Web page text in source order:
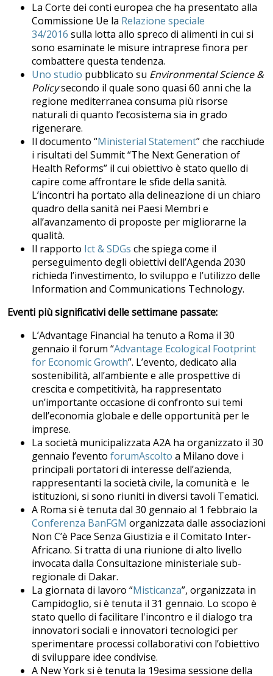
La Corte dei conti europea che ha presentato alla
Commissione Ue la Relazione speciale
34/2016 sulla lotta allo spreco di alimenti in cui si
sono esaminate le misure intraprese finora per
combattere questa tendenza.
Uno studio pubblicato su Environmental Science &
Policysecondo il quale sono quasi 60 anni che la
regione mediterranea consuma più risorse
naturali di quanto l’ecosistema sia in grado
rigenerare.
Il documento “Ministerial Statement” che racchiude
i risultati del Summit “The Next Generation of
Health Reforms” il cui obiettivo è stato quello di
capire come affrontare le sfide della sanità.
L’incontri ha portato alla delineazione di un chiaro
quadro della sanità nei Paesi Membri e
all’avanzamento di proposte per migliorarne la
qualità.
Il rapporto Ict & SDGs che spiega come il
perseguimento degli obiettivi dell’Agenda 2030
richieda l’investimento, lo sviluppo e l’utilizzo delle
Information and Communications Technology.
Eventi più significativi delle settimane passate:
L’Advantage Financial ha tenuto a Roma il 30
gennaio il forum “Advantage Ecological Footprint
for Economic Growth”. L’evento, dedicato alla
sostenibilità, all’ambiente e alle prospettive di
crescita e competitività, ha rappresentato
un’importante occasione di confronto sui temi
dell’economia globale e delle opportunità per le
imprese.
La società municipalizzata A2A ha organizzato il 30
gennaio l’evento forumAscolto a Milano dove i
principali portatori di interesse dell’azienda,
rappresentanti la società civile, la comunità e le
istituzioni, si sono riuniti in diversi tavoli Tematici.
A Roma si è tenuta dal 30 gennaio al 1 febbraio la
Conferenza BanFGM organizzata dalle associazioni
Non C’è Pace Senza Giustizia e il Comitato Inter-
Africano. Si tratta di una riunione di alto livello
invocata dalla Consultazione ministeriale sub-
regionale di Dakar.
La giornata di lavoro “Misticanza”, organizzata in
Campidoglio, si è tenuta il 31 gennaio. Lo scopo è
stato quello di facilitare l'incontro e il dialogo tra
innovatori sociali e innovatori tecnologici per
sperimentare processi collaborativi con l’obiettivo
di sviluppare idee condivise.
A New York si è tenuta la 19esima sessione della